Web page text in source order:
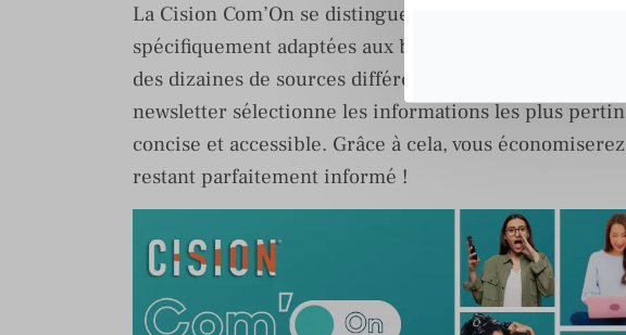
La Cision Com’On se distingue par sa capacité à
spécifiquement adaptées aux besoins des
des dizaines de sources différentes pour trouver les
newsletter sélectionne les informations les plus
concise et accessible. Grâce à cela, vous
restant parfaitement informé !